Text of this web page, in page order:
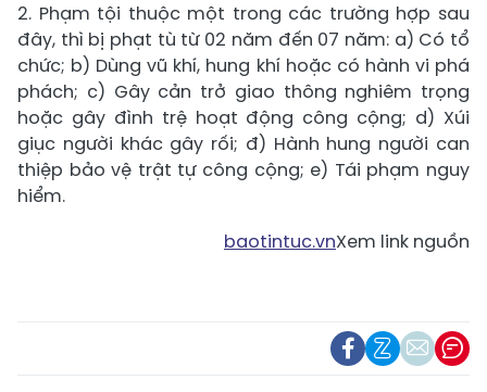
2. Phạm tội thuộc một trong các trường hợp sau
đây, thì bị phạt tù từ 02 năm đến 07 năm: a) Có tổ
chức; b) Dùng vũ khí, hung khí hoặc có hành vi phá
phách; c) Gây cản trở giao thông nghiêm trọng
hoặc gây đình trệ hoạt động công cộng; d) Xúi
giục người khác gây rối; đ) Hành hung người can
thiệp bảo vệ trật tự công cộng; e) Tái phạm nguy
hiểm.
baotintuc.vnXem link nguồn